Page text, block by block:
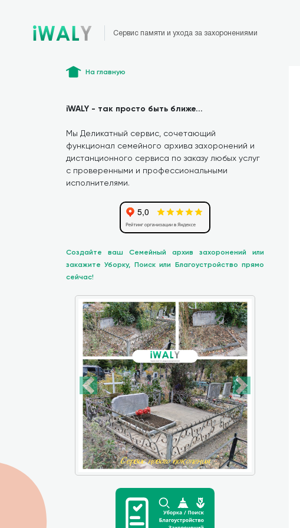
Сервис памяти и ухода за захоронениями
На главную
iWALY - так просто быть ближе...
Мы Деликатный сервис, сочетающий
функционал семейного архива захоронений и
дистанционного сервиса по заказу любых услуг
с проверенными и профессиональными
исполнителями.
Создайте ваш Семейный архив захоронений или
закажите Уборку, Поиск или Благоустройство прямо
сейчас!